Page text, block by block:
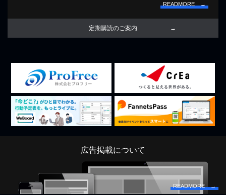
READMORE →
定期購読のご案内
広告掲載について
READMORE →